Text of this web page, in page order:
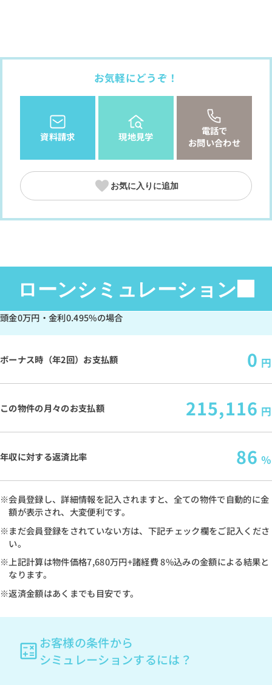
お気軽にどうぞ！
資料請求 現地見学
電話で
お問い合わせ
お気に入りに追加
ローンシミュレーション
頭金0万円 ・金利0.495%の場合
ボーナス時（年2回）お支払額 0 円
この物件の月々のお支払額 215,116 円
年収に対する返済比率 86 ％
※会員登録し、詳細情報を記入されますと、全ての物件で自動的に金
額が表示され、大変便利です。
※まだ会員登録をされていない方は、下記チェック欄をご記入くださ
い。
※上記計算は物件価格7,680万円+諸経費 8%込みの金額による結果と
なります。
※返済金額はあくまでも目安です。
お客様の条件から
シミュレーションするには？